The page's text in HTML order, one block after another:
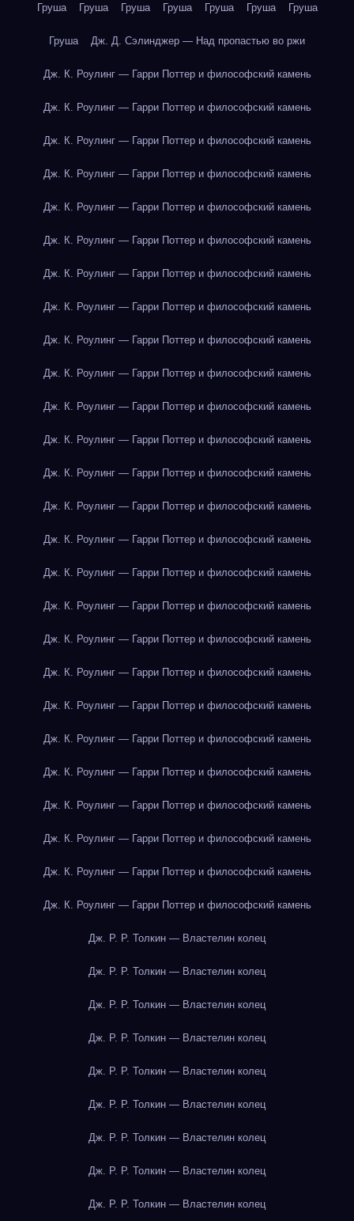
Груша Груша Груша Груша Груша Груша Груша
Груша Дж. Д. Сэлинджер — Над пропастью во ржи
Дж. К. Роулинг — Гарри Поттер и философский камень
Дж. К. Роулинг — Гарри Поттер и философский камень
Дж. К. Роулинг — Гарри Поттер и философский камень
Дж. К. Роулинг — Гарри Поттер и философский камень
Дж. К. Роулинг — Гарри Поттер и философский камень
Дж. К. Роулинг — Гарри Поттер и философский камень
Дж. К. Роулинг — Гарри Поттер и философский камень
Дж. К. Роулинг — Гарри Поттер и философский камень
Дж. К. Роулинг — Гарри Поттер и философский камень
Дж. К. Роулинг — Гарри Поттер и философский камень
Дж. К. Роулинг — Гарри Поттер и философский камень
Дж. К. Роулинг — Гарри Поттер и философский камень
Дж. К. Роулинг — Гарри Поттер и философский камень
Дж. К. Роулинг — Гарри Поттер и философский камень
Дж. К. Роулинг — Гарри Поттер и философский камень
Дж. К. Роулинг — Гарри Поттер и философский камень
Дж. К. Роулинг — Гарри Поттер и философский камень
Дж. К. Роулинг — Гарри Поттер и философский камень
Дж. К. Роулинг — Гарри Поттер и философский камень
Дж. К. Роулинг — Гарри Поттер и философский камень
Дж. К. Роулинг — Гарри Поттер и философский камень
Дж. К. Роулинг — Гарри Поттер и философский камень
Дж. К. Роулинг — Гарри Поттер и философский камень
Дж. К. Роулинг — Гарри Поттер и философский камень
Дж. К. Роулинг — Гарри Поттер и философский камень
Дж. К. Роулинг — Гарри Поттер и философский камень
Дж. Р. Р. Толкин — Властелин колец
Дж. Р. Р. Толкин — Властелин колец
Дж. Р. Р. Толкин — Властелин колец
Дж. Р. Р. Толкин — Властелин колец
Дж. Р. Р. Толкин — Властелин колец
Дж. Р. Р. Толкин — Властелин колец
Дж. Р. Р. Толкин — Властелин колец
Дж. Р. Р. Толкин — Властелин колец
Дж. Р. Р. Толкин — Властелин колец